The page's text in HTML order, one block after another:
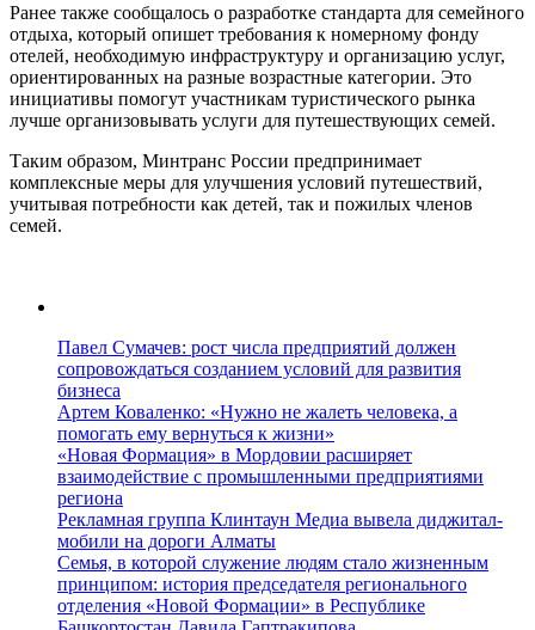
Ранее также сообщалось о разработке стандарта для семейного
отдыха, который опишет требования к номерному фонду
отелей, необходимую инфраструктуру и организацию услуг,
ориентированных на разные возрастные категории. Это
инициативы помогут участникам туристического рынка
лучше организовывать услуги для путешествующих семей.
Таким образом, Минтранс России предпринимает
комплексные меры для улучшения условий путешествий,
учитывая потребности как детей, так и пожилых членов
семей.
Павел Сумачев: рост числа предприятий должен
сопровождаться созданием условий для развития
бизнеса
Артем Коваленко: «Нужно не жалеть человека, а
помогать ему вернуться к жизни»
«Новая Формация» в Мордовии расширяет
взаимодействие с промышленными предприятиями
региона
Рекламная группа Клинтаун Медиа вывела диджитал-
мобили на дороги Алматы
Семья, в которой служение людям стало жизненным
принципом: история председателя регионального
отделения «Новой Формации» в Республике